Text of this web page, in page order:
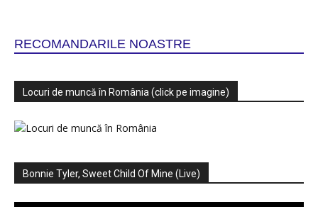
RECOMANDARILE NOASTRE
Locuri de muncă în România (click pe imagine)
Bonnie Tyler, Sweet Child Of Mine (Live)